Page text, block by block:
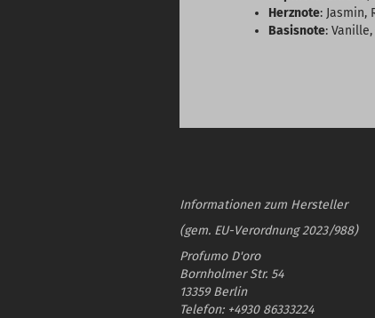
Herznote: Jasmin,
Basisnote:
Informationen zum Hersteller
(gem. EU-Verordnung 2023/988)
Profumo D'oro
Bornholmer Str. 54
13359 Berlin
Telefon: +4930 86333224